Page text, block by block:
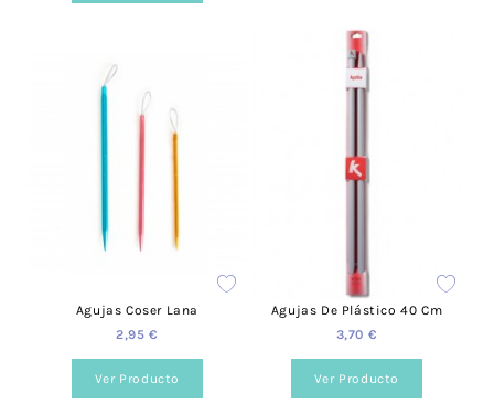
Agujas Coser Lana
2,95 €
Ver Producto
Agujas De Plástico 40 Cm
3,70 €
Ver Producto